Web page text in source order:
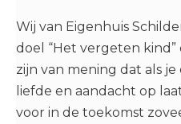
Wij van Eigenhuis
doel “Het vergeten
zijn van mening dat als
liefde en aandacht op
voor in de toekomst